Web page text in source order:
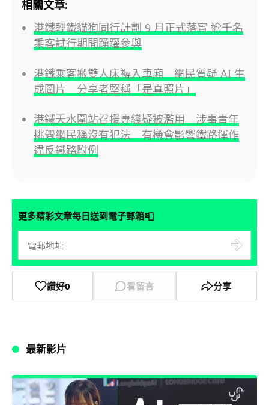
相關文章:
港鐵輕鐵貓狗同行計劃 9 月正式落實 逾千名
乘客試行期間踴躍參與
港鐵乘客搬雙人床褥入車廂 網民質疑 AI 生
成圖片 分享者堅稱「是真照片」
港鐵天水圍站召援專綫疑被濫用 涉事青年
挑釁網民稱沒有犯法 有機會影響鐵路運作
違反鐵路附例
更多精彩文章每日送到電子郵箱📮
讚好0 看留言 分享
最新影片